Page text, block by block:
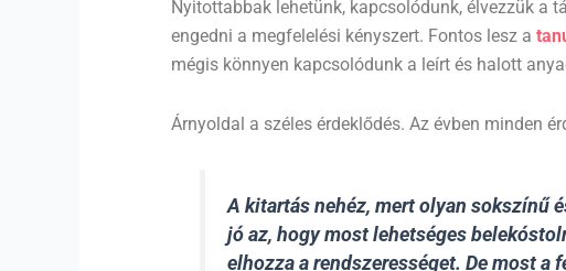
Nyitottabbak lehetünk, kapcsolódunk, élvezzük a
engedni a megfelelési kényszert. Fontos lesz a
mégis könnyen kapcsolódunk a leírt és halott
Árnyoldal a széles érdeklődés. Az évben minden
A kitartás nehéz, mert olyan sokszínű
jó az, hogy most lehetséges
elhozza a rendszerességet. De most a